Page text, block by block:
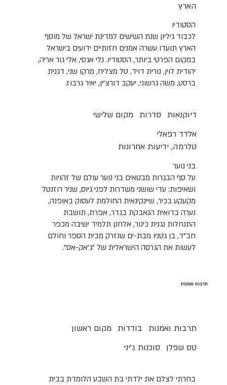
הארץ
הסטודיו
לכבוד גיליון שנת השישים למדינת ישראל של מוסף
הארץ תועדו עשרה אמנים חזותיים ידועים בישראל
במקום הפרטי ביותר, הסטודיו. נלי אגסי, אלי גור אריה,
יהודית לוין, נורית דויד, טל מצליח, מרקו שני, דגנית
ברסט, משה גרשוני, יעקב דורצ'ין, יאיר גרבוז.
מקום שלישי סדרות דיוקנאות
אלדד רפאלי
טלרמה, ידיעות אחרונות
בני נוער
על סף הבגרות מבטאים בני נוער עולם של זהויות
ושאיפות: עדי שושני משדרות לפני גיוס, שניר רוזנטל
מקעקע בכיר, שיינקינאית החולמת לעסוק באופנה,
נערה בדואית הנאבקת בגדר, אפרת, תושבת
התנחלות נגנית כינור, אלחנן תלמיד ישיבה מכפר
חב"ד, בן גטניו מבת-ים שנזרק מבית הספר וחולם
לעשות את הגרסה הישראלית של "ג'אק-אס".
תרבות ואמנות
מקום ראשון בודדות תרבות ואמנות
סוכנות ג'יני
טס שפלן
בחרתי לצלם את ילדתי בת השבע הלומדת בבית